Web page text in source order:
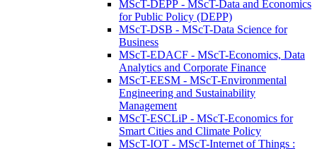
MScT-DEPP - MScT-Data and Economics
for Public Policy (DEPP)
MScT-DSB - MScT-Data Science for
Business
MScT-EDACF - MScT-Economics, Data
Analytics and Corporate Finance
MScT-EESM - MScT-Environmental
Engineering and Sustainability
Management
MScT-ESCLiP - MScT-Economics for
Smart Cities and Climate Policy
MScT-IOT - MScT-Internet of Things :